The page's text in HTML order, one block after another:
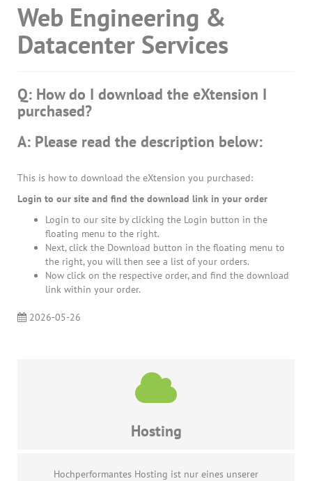
Web Engineering &
Datacenter Services
Q: How do I download the eXtension I
purchased?
A: Please read the description below:
This is how to download the eXtension you purchased:
Login to our site and find the download link in your order
Login to our site by clicking the Login button in the
floating menu to the right.
Next, click the Download button in the floating menu to
the right, you will then see a list of your orders.
Now click on the respective order, and find the download
link within your order.
2026-05-26
Hosting
Hochperformantes Hosting ist nur eines unserer